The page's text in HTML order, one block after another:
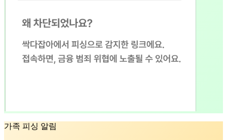
가족 피싱 알림